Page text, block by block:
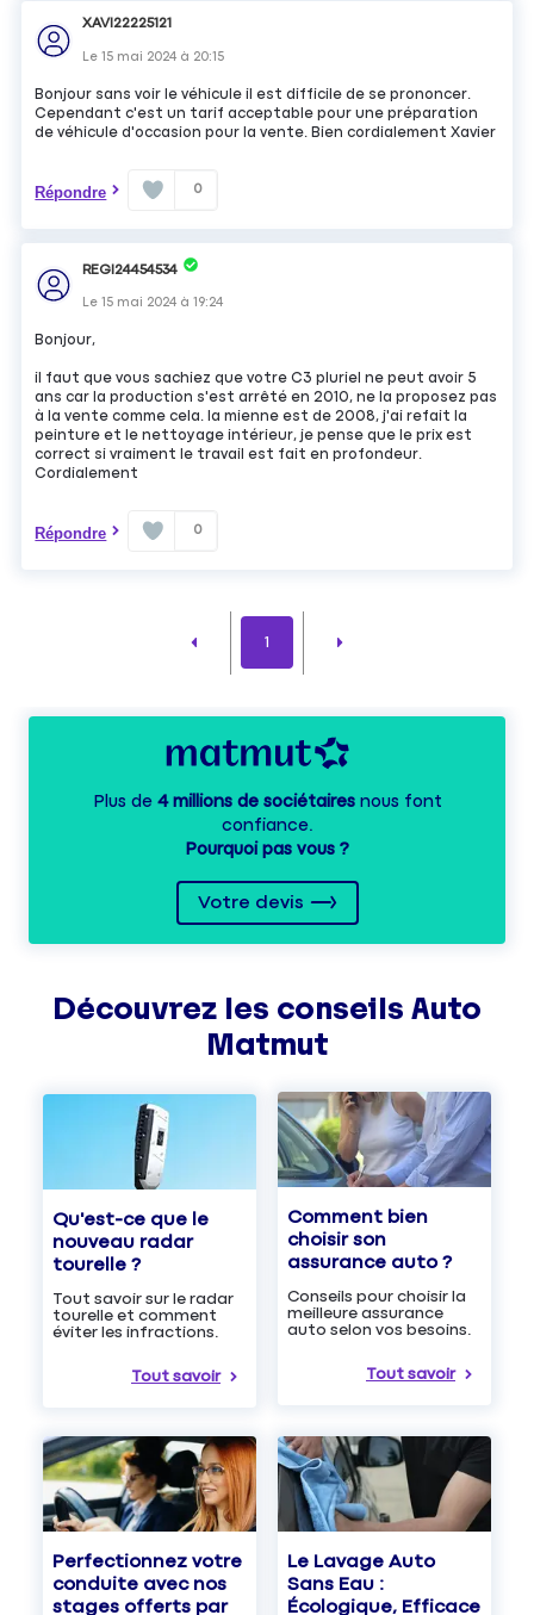
XAVI22225121
Le15 mai 2024 à 20:15
Bonjour sans voir le véhicule il est difficile de se prononcer.
Cependant c'est un tarif acceptable pour une préparation
de véhicule d'occasion pour la vente. Bien cordialement Xavier
Répondre 0
REGI24454534
Le15 mai 2024 à19:24
Bonjour,
il faut que vous sachiez que votre C3 pluriel ne peut avoir 5
ans car la production s'est arrêté en 2010, ne la proposez pas
à la vente comme cela. la mienne est de 2008, j'ai refait la
peinture et le nettoyage intérieur, je pense que le prix est
correct si vraiment le travail est fait en profondeur.
Cordialement
Répondre 0
1
Plus de 4 millions de sociétairesnous font
confiance.
Pourquoi pas vous ?
Votre devis
Découvrez les conseils Auto
Matmut
Qu'est-ce que le
nouveau radar
tourelle ?
Tout savoir sur le radar
tourelle et comment
éviter les infractions.
Tout savoir
Comment bien
choisir son
assurance auto ?
Conseils pour choisir la
meilleure assurance
auto selon vos besoins.
Tout savoir
Perfectionnez votre
conduite avec nos
stages offerts par
Le Lavage Auto
Sans Eau :
Écologique, Efficace